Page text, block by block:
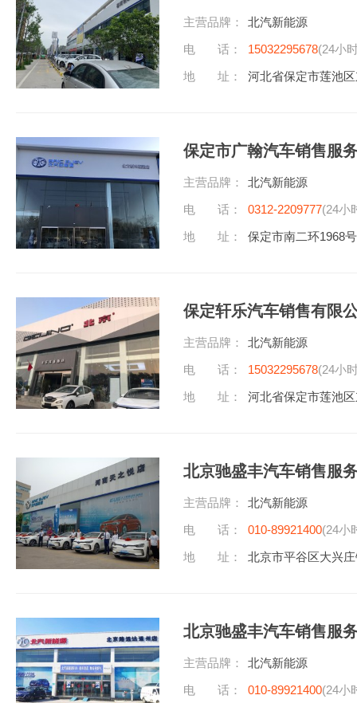
主营品牌：
北汽新能源
电 话：
15032295678(24小
地 址：
河北省保定市莲池
保定市广翰汽车销售服
主营品牌：
北汽新能源
电 话：
0312-2209777(24小
地 址：
保定市南二环1968
保定轩乐汽车销售有限
主营品牌：
北汽新能源
电 话：
15032295678(24小
地 址：
河北省保定市莲池
北京驰盛丰汽车销售服
主营品牌：
北汽新能源
电 话：
010-89921400(24小
地 址：
北京市平谷区大兴
北京驰盛丰汽车销售服
主营品牌：
北汽新能源
电 话：
010-89921400(24小